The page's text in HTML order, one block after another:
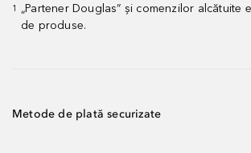
1
„Partener Douglas” și comenzilor alcătuite
de produse.
Metode de plată securizate